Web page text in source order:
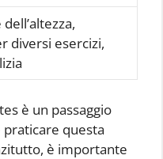
diversi esercizi,
è un passaggio
questa
è importante